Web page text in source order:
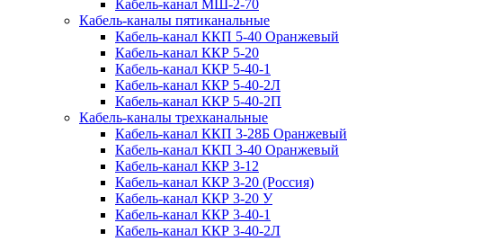
Кабель-канал МШ-2-70
Кабель-каналы пятиканальные
Кабель-канал ККП 5-40 Оранжевый
Кабель-канал ККР 5-20
Кабель-канал ККР 5-40-1
Кабель-канал ККР 5-40-2Л
Кабель-канал ККР 5-40-2П
Кабель-каналы трехканальные
Кабель-канал ККП 3-28Б Оранжевый
Кабель-канал ККП 3-40 Оранжевый
Кабель-канал ККР 3-12
Кабель-канал ККР 3-20 (Россия)
Кабель-канал ККР 3-20 У
Кабель-канал ККР 3-40-1
Кабель-канал ККР 3-40-2Л